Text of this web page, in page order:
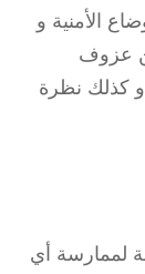
الأمنية و
عزوف
و كذلك نظرة
لممارسة أي